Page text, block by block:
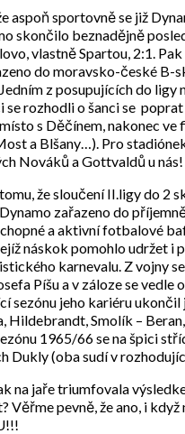
aspoň sportovně se již
skončilo beznadějně
vlastně Spartou, 2:1.
do moravsko-české
z posupujících do
rozhodli o šanci se
s Děčínem, nakonec
a Blšany…). Pro
Nováků a Gottvaldů u nás!
že sloučení II.ligy do
zařazeno do
a aktivní fotbalové
náskok pomohlo
karnevalu. Z
Píšu a v záloze se
sezónu jeho kariéru
Smolík –
1965/66 se na špici
Dukly (oba sudí v
na jaře triumfovala
pevně, že ano, i